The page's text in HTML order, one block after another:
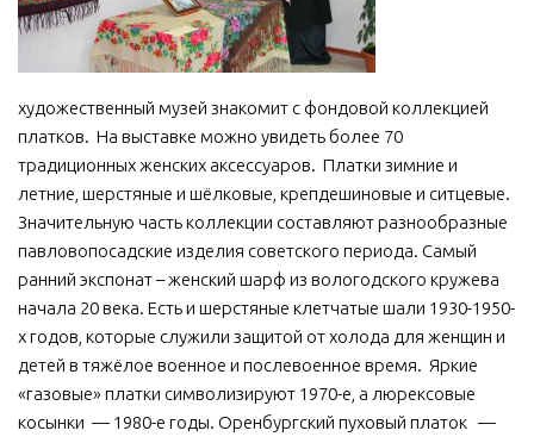
МБУ Дом культуры «Октябрь»
МБОУ ДО «Детская школа искусств»
МБОУ ДО «Детская музыкальная школа»
МБУК «Искитимский городской историко-художественный
музей»
МБУК «Централизованная библиотечная система»
ДК «Россия»
Афиша
Независимая оценка качества
Контакты
художественный музей знакомит с фондовой коллекцией
платков. На выставке можно увидеть более 70
традиционных женских аксессуаров. Платки зимние и
летние, шерстяные и шёлковые, крепдешиновые и ситцевые.
Значительную часть коллекции составляют разнообразные
павловопосадские изделия советского периода. Самый
ранний экспонат – женский шарф из вологодского кружева
начала 20 века. Есть и шерстяные клетчатые шали 1930-1950-
х годов, которые служили защитой от холода для женщин и
детей в тяжёлое военное и послевоенное время. Яркие
«газовые» платки символизируют 1970-е, а люрексовые
косынки — 1980-е годы. Оренбургский пуховый платок —